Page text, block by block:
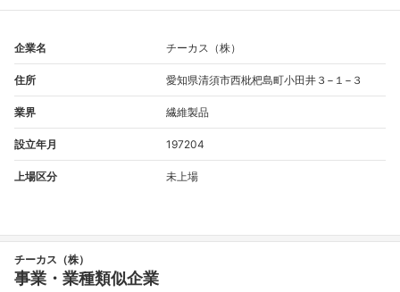
企業名 チーカス（株）
住所 愛知県清須市西枇杷島町小田井３−１−３
業界 繊維製品
設立年月 197204
上場区分 未上場
チーカス（株）
事業・業種類似企業